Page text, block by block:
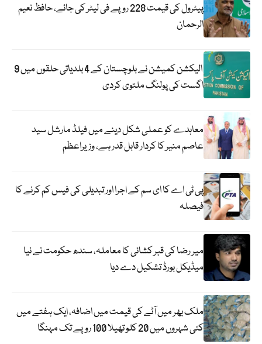
پیٹرول کی قیمت 228 روپے فی لیٹر کی جائے، حافظ نعیم
الرحمان
الیکشن کمیشن نے بلوچستان کے 4 بلدیاتی حلقوں میں 9
اگست کی پولنگ ملتوی کردی
معاہدے کو عملی شکل دینے میں فیلڈ مارشل سید
عاصم منیر کا کردار قابل قدر ہے، وزیراعظم
پی ٹی اے کا ای سم کے اجرا اور تبدیلی کی فیس کم کرنے کا
فیصلہ
میر رضا کی قبر کشائی کا معاملہ، سندھ حکومت نے نیا
میڈیکل بورڈ تشکیل دے دیا
ملک بھر میں آٹے کی قیمت میں اضافہ، ایک ہفتے میں
کئی شہروں میں 20 کلو تھیلا 100 روپے تک مہنگا